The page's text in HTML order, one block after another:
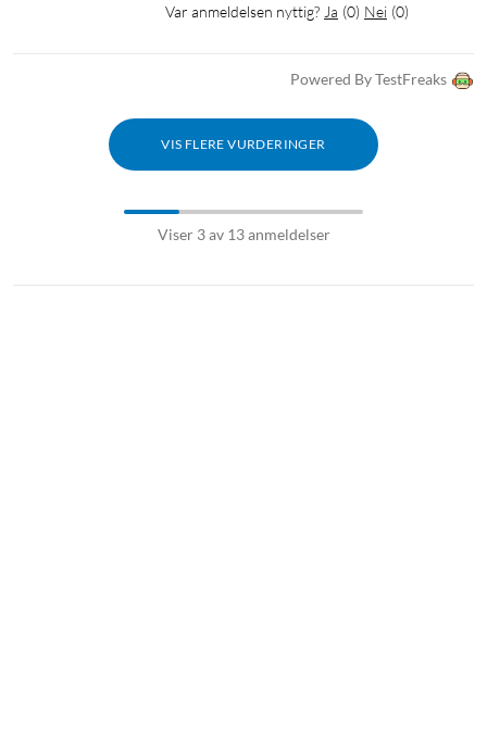
Var anmeldelsen nyttig? Ja (0) Nei (0)
Powered By TestFreaks
VIS FLERE VURDERINGER
Viser 3 av 13 anmeldelser